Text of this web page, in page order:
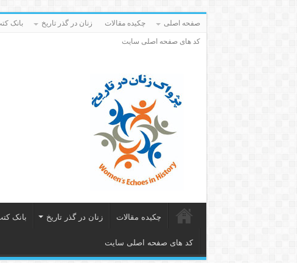
صفحه اصلی چکیده مقالات زنان در گذر تاریخ بانک
کد های صفحه اصلی سایت
چکیده مقالات زنان در گذر تاریخ بانک
کد های صفحه اصلی سایت